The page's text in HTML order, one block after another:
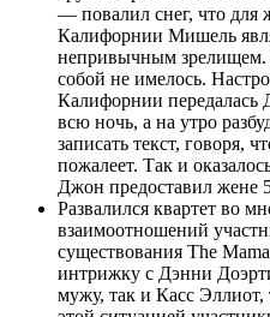
— повалил снег, что
Калифорнии Мишель
непривычным зрелищем.
собой не имелось.
Калифорнии передалась
всю ночь, а на утро
записать текст, говоря,
пожалеет. Так и
Джон предоставил жене
Развалился квартет во
взаимоотношений
существования The
интрижку с Дэнни
мужу, так и Касс